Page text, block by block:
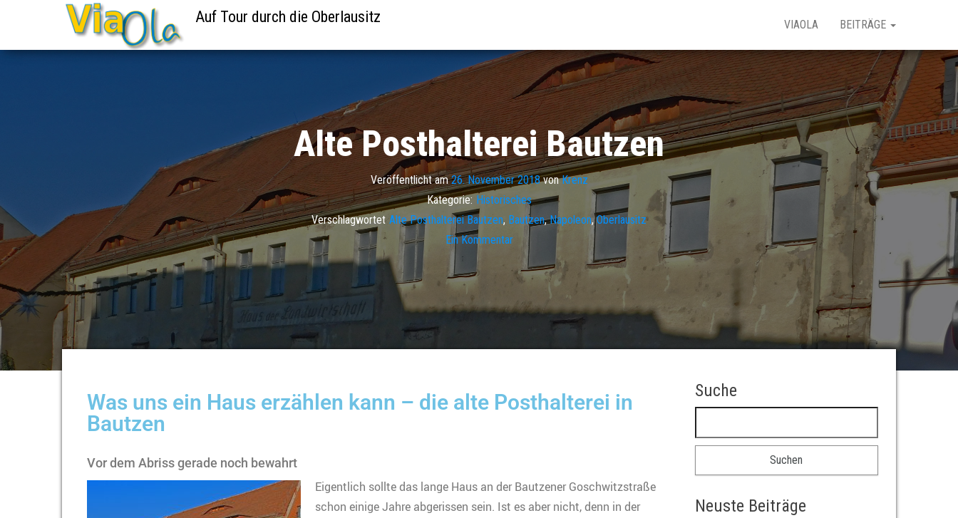
Auf Tour durch die Oberlausitz VIAOLA BEITRÄGE
Alte Posthalterei Bautzen
Veröffentlicht am26. November 2018vonKrenz
Kategorie: Historisches
Verschlagwortet Alte Posthalterei Bautzen, Bautzen,Napoleon,Oberlausitz
Ein Kommentar
Was uns ein Haus erzählen kann – die alte Posthalterei in
Bautzen
Vor dem Abriss gerade noch bewahrt
Eigentlich sollte das lange Haus an der Bautzener Goschwitzstraße
schon einige Jahre abgerissen sein. Ist es aber nicht, denn in der
Suche
Neuste Beiträge